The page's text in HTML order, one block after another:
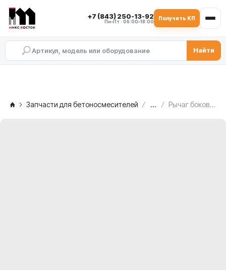
+7 (843) 250-13-92
Пн–Пт · 09:00–18:00
Получить КП
Найти
Запчасти для бетоносмесителей ... Рычаг боковой MEKA MB 2.0 ATW, 1019327